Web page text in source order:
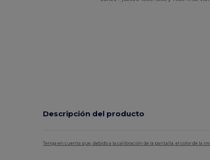
Descripción del producto
Tenga en cuenta que, debido a la calibración de la pantalla, el color de la